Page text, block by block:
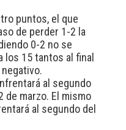
puntos, el que
de perder 1-2 la
0-2 no se
los 15 tantos al final
al segundo
de marzo. El mismo
al segundo del